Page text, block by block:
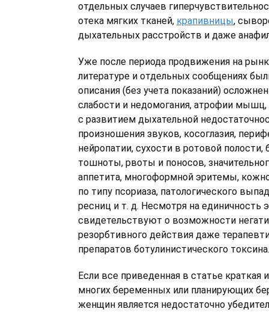
отдельных случаев
отека мягких тканей, крапивницы,
дыхательных расстройств и даже
Уже после периода продвижения на
литературе и отдельных сообщениях
описания (без учета показаний)
слабости и недомогания, атрофии мышц,
с развитием дыхательной
произношения звуков, косоглазия,
нейропатии, сухости в ротовой полости,
тошноты, рвоты и поносов,
аппетита, многоформной эритемы,
по типу псориаза, патологического
ресниц и т. д. Несмотря на единичность
свидетельствуют о возможности
резорбтивного действия даже
препаратов ботулинистического токсина.
Если все приведенная в статье краткая
многих беременных или планирующих
женщин является недостаточно